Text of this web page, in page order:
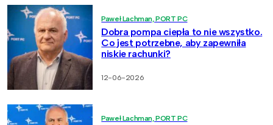
Paweł Lachman, PORT PC
Dobra pompa ciepła to nie wszystko.
Co jest potrzebne, aby zapewniła
niskie rachunki?
12-06-2026
Paweł Lachman, PORT PC